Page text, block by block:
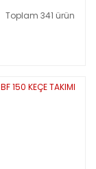
Toplam 341 ürün